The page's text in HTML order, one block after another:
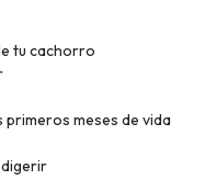
tu cachorro
meses de vida